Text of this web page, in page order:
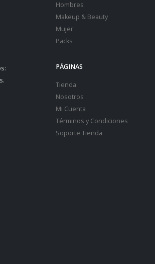
Hombres
Makeup & Beauty
Mujer
Packs
PÁGINAS
Tienda
Nosotros
Mi Cuenta
Términos y Condiciones
Soporte Tienda